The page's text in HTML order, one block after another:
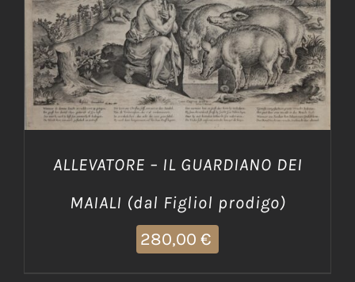
AGGIUNGI AL CARRELLO / DETTAGLI
ALLEVATORE – IL GUARDIANO DEI
MAIALI (dal Figliol prodigo)
280,00 €